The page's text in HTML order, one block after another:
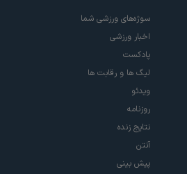
سوژه‌های ورزشی شما
اخبار ورزشی
پادکست
لیگ ها و رقابت ها
ویدئو
روزنامه
نتایج زنده
آنتن
پیش بینی